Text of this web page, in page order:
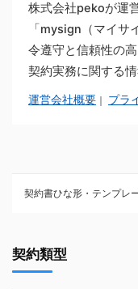
株式会社pekoが運
「mysign（マイサ
令遵守と信頼性の
契約実務に関する
運営会社概要 ｜ プラ
契約書ひな形・テンプレ
NDA（秘密保持契約）
契約類型